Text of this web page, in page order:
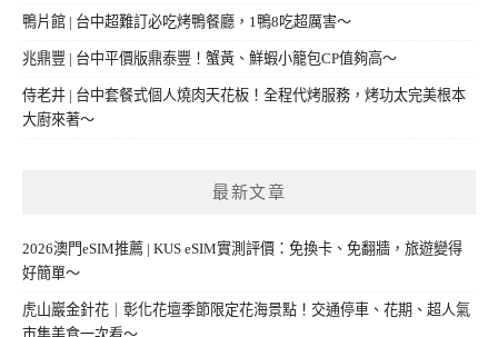
鴨片館 | 台中超難訂必吃烤鴨餐廳，1鴨8吃超厲害～
兆鼎豐 | 台中平價版鼎泰豐！蟹黃、鮮蝦小籠包CP值夠高～
侍老井 | 台中套餐式個人燒肉天花板！全程代烤服務，烤功太完美根本
大廚來著～
最新文章
2026澳門eSIM推薦 | KUS eSIM實測評價：免換卡、免翻牆，旅遊變得
好簡單～
虎山巖金針花｜彰化花壇季節限定花海景點！交通停車、花期、超人氣